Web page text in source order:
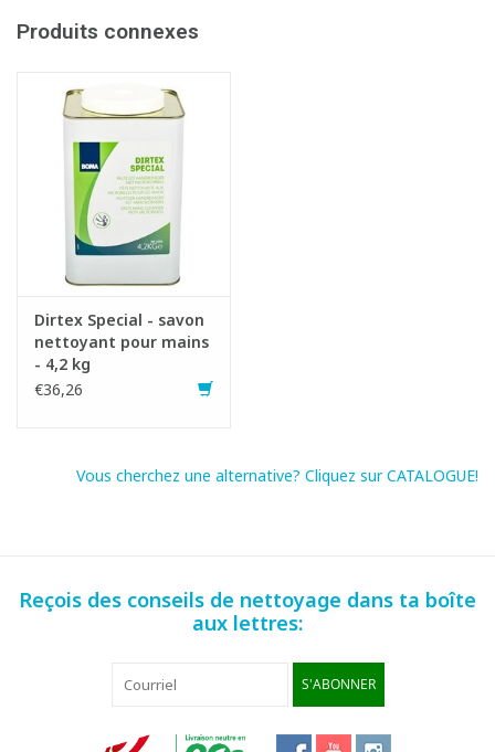
1x240009 Pompe de dosage pour Dirtex Special
Mode d'emploi:
- Bien mouiller les mains au préalable.
- Frotter un peu de Dirtex Special dans les mains jusqu'à ce que
SDS fiche
Produits connexes
Dirtex Special - savon
nettoyant pour mains
- 4,2 kg
€36,26
Vous cherchez une alternative? Cliquez sur CATALOGUE!
Reçois des conseils de nettoyage dans ta boîte
aux lettres:
S'ABONNER